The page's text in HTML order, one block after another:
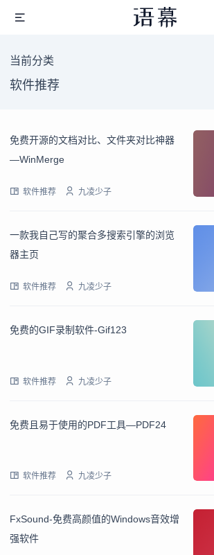
当前分类
软件推荐
免费开源的文档对比、文件夹对比神器
—WinMerge
软件推荐 九凌少子
一款我自己写的聚合多搜索引擎的浏览
器主页
软件推荐 九凌少子
免费的GIF录制软件-Gif123
软件推荐 九凌少子
免费且易于使用的PDF工具—PDF24
软件推荐 九凌少子
FxSound-免费高颜值的Windows音效增
强软件